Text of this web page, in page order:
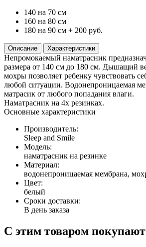
140 на 70 см
160 на 80 см
180 на 90 см + 200 руб.
Описание Характеристики
Непромокаемый наматрасник
размера от 140 см до 180 см. Дышащий
мохры позволяет ребенку чувствовать
любой ситуации. Водонепроницаемая
матрасик от любого попадания влаги.
Наматрасник на 4х резинках.
Основные характеристики
Производитель:
Sleep and Smile
Модель:
наматрасник на резинке
Материал:
водонепроницаемая мембрана,
Цвет:
белый
Сроки доставки:
В день заказа
С этим товаром